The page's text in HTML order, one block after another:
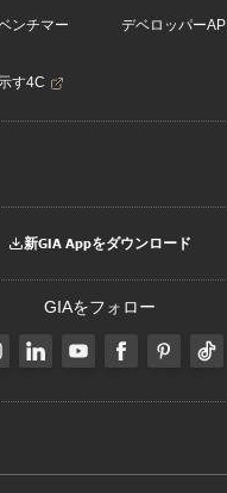
ンチマー
す4C
デベロッパーAPI
新GIA Appをダウンロード
GIAをフォロー